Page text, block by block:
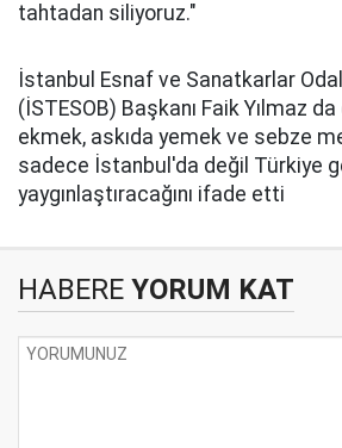
tahtadan siliyoruz."
İstanbul Esnaf ve Sanatkarlar
(İSTESOB) Başkanı Faik Yılmaz
ekmek, askıda yemek ve sebze
sadece İstanbul'da değil Türkiye
yaygınlaştıracağını ifade etti
HABERE YORUM KAT